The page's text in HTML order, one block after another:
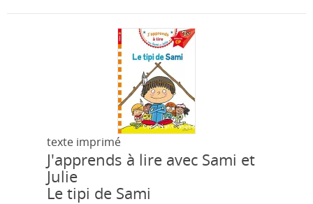
texte imprimé
J'apprends à lire avec Sami et
Julie
Le tipi de Sami